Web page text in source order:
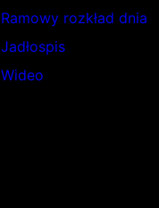
Ramowy rozkład dnia
Jadłospis
Wideo